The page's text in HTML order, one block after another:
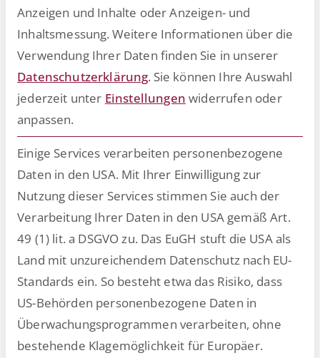
Alle Beiträge von
Partnermanagement
Daniel Mitschke wechselt von PwC
in eine neue Schlüsselposition bei
ESCRIBA
Anzeigen und Inhalte oder Anzeigen- und
Inhaltsmessung. Weitere Informationen über die
Verwendung Ihrer Daten finden Sie in unserer
Datenschutzerklärung. Sie können Ihre Auswahl
jederzeit unter Einstellungen widerrufen oder
anpassen.
Einige Services verarbeiten personenbezogene
Daten in den USA. Mit Ihrer Einwilligung zur
Nutzung dieser Services stimmen Sie auch der
Verarbeitung Ihrer Daten in den USA gemäß Art.
49 (1) lit. a DSGVO zu. Das EuGH stuft die USA als
Land mit unzureichendem Datenschutz nach EU-
Standards ein. So besteht etwa das Risiko, dass
US-Behörden personenbezogene Daten in
Überwachungsprogrammen verarbeiten, ohne
bestehende Klagemöglichkeit für Europäer.